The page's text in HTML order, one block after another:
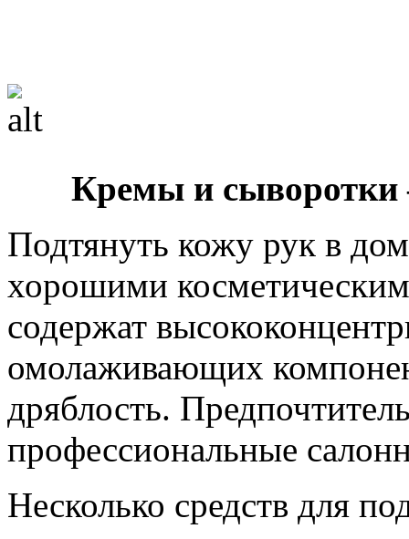
Кремы и сыворотки
Подтянуть кожу рук в
хорошими
содержат
омолаживающих
дряблость.
профессиональные
Несколько средств для